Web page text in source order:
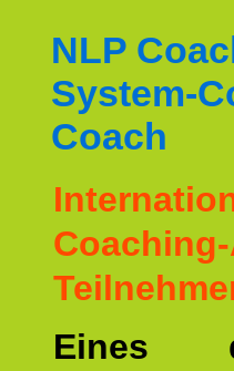
NLP
System-
Coach
Eines